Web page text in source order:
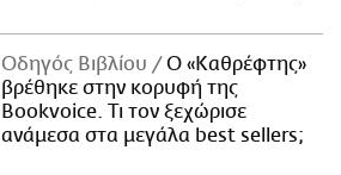
Οδηγός Βιβλίου
Ο «Καθρέφτης»
βρέθηκε στην κορυφή της
Bookvoice. Τι τον ξεχώρισε
ανάμεσα στα μεγάλα best sellers;